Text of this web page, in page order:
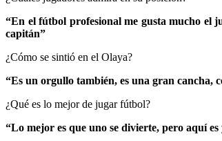
“En el fútbol profesional me gusta mucho el
capitán”
¿Cómo se sintió en el Olaya?
“Es un orgullo también, es una gran cancha,
¿Qué es lo mejor de jugar fútbol?
“Lo mejor es que uno se divierte, pero aquí